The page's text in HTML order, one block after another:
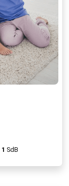
1 SdB